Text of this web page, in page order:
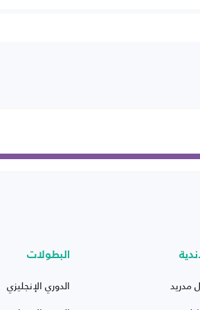
مدريد
البطولات
الدوري الإنجليزي